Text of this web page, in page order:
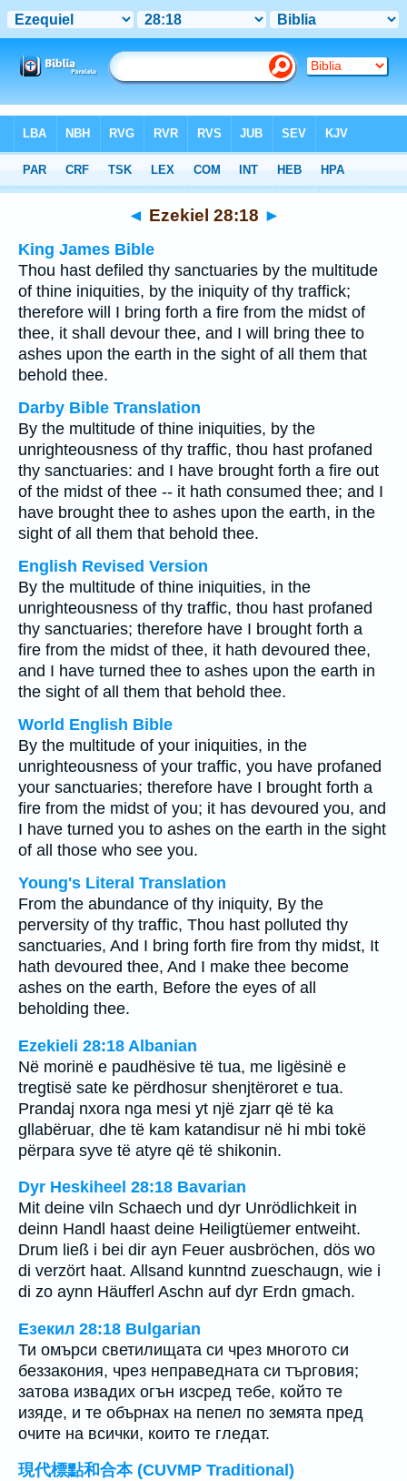
Multilingual > Ezekiel 28:18
◄ Ezekiel 28:18 ►
King James Bible
Thou hast defiled thy sanctuaries by the multitude
of thine iniquities, by the iniquity of thy traffick;
therefore will I bring forth a fire from the midst of
thee, it shall devour thee, and I will bring thee to
ashes upon the earth in the sight of all them that
behold thee.
Darby Bible Translation
By the multitude of thine iniquities, by the
unrighteousness of thy traffic, thou hast profaned
thy sanctuaries: and I have brought forth a fire out
of the midst of thee -- it hath consumed thee; and I
have brought thee to ashes upon the earth, in the
sight of all them that behold thee.
English Revised Version
By the multitude of thine iniquities, in the
unrighteousness of thy traffic, thou hast profaned
thy sanctuaries; therefore have I brought forth a
fire from the midst of thee, it hath devoured thee,
and I have turned thee to ashes upon the earth in
the sight of all them that behold thee.
World English Bible
By the multitude of your iniquities, in the
unrighteousness of your traffic, you have profaned
your sanctuaries; therefore have I brought forth a
fire from the midst of you; it has devoured you, and
I have turned you to ashes on the earth in the sight
of all those who see you.
Young's Literal Translation
From the abundance of thy iniquity, By the
perversity of thy traffic, Thou hast polluted thy
sanctuaries, And I bring forth fire from thy midst, It
hath devoured thee, And I make thee become
ashes on the earth, Before the eyes of all
beholding thee.
Ezekieli 28:18 Albanian
Në morinë e paudhësive të tua, me ligësinë e
tregtisë sate ke përdhosur shenjtëroret e tua.
Prandaj nxora nga mesi yt një zjarr që të ka
gllabëruar, dhe të kam katandisur në hi mbi tokë
përpara syve të atyre që të shikonin.
Dyr Heskiheel 28:18 Bavarian
Mit deine viln Schaech und dyr Unrödlichkeit in
deinn Handl haast deine Heiligtüemer entweiht.
Drum ließ i bei dir ayn Feuer ausbröchen, dös wo
di verzört haat. Allsand kunntnd zueschaugn, wie i
di zo aynn Häufferl Aschn auf dyr Erdn gmach.
Езекил 28:18 Bulgarian
Ти омърси светилищата си чрез многото си
беззакония, чрез неправедната си търговия;
затова извадих огън изсред тебе, който те
изяде, и те обърнах на пепел по земята пред
очите на всички, които те гледат.
現代標點和合本 (CUVMP Traditional)